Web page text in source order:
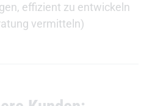
effizient zu entwickeln
vermitteln)